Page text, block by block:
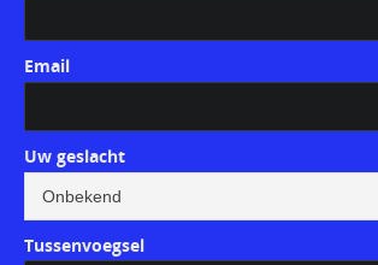
Email
Uw geslacht
Tussenvoegsel